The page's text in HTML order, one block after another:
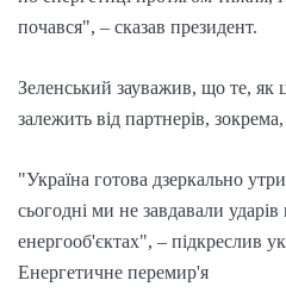
почався", – сказав президент.
Зеленський зауважив, що те, як
залежить від партнерів,
"Україна готова дзеркально
сьогодні ми не завдавали
енергооб'єктах", – підкреслив
Енергетичне перемир'я